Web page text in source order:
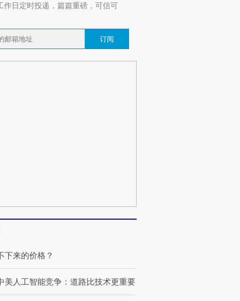
作日定时投递，篇篇重磅，可信可
订阅
下来的价格？
美人工智能竞争：道路比技术更重要